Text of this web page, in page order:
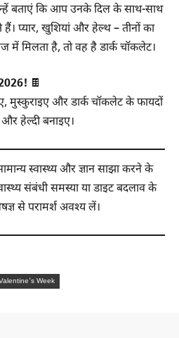
बताएं कि आप उनके दिल के साथ-साथ
प्यार, खुशियां और हेल्थ – तीनों का
में मिलता है, तो वह है डार्क चॉकलेट।
🍫
मुस्कुराइए और डार्क चॉकलेट के फायदों
हेल्दी बनाइए।
स्वास्थ्य और ज्ञान साझा करने के
संबंधी समस्या या डाइट बदलाव के
से परामर्श अवश्य लें।
Week